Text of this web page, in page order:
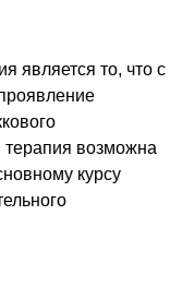
является то, что с
терапия возможна
курсу